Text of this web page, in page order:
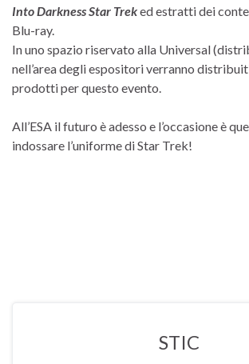
Into Darkness Star Treked estratti dei
Blu-ray.
In uno spazio riservato alla Universal
nell’area degli espositori verranno
prodotti per questo evento.
All’ESA il futuro è adesso e l’occasione è
indossare l’uniforme di Star Trek!
STIC